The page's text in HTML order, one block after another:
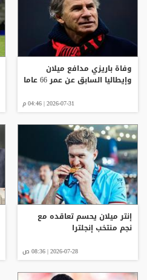
وفاة باريزي مدافع ميلان
وإيطاليا السابق عن عمر 66 عاما
2026-07-31 | 04:46 م
إنتر ميلان يحسم تعاقده مع
نجم منتخب إنجلترا
2026-07-28 | 08:36 ص